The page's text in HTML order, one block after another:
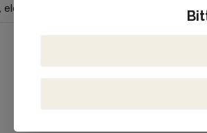
Säure